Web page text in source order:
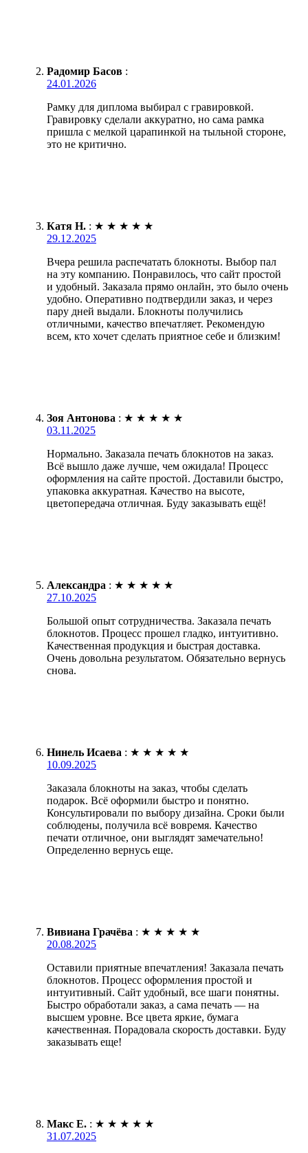
Радомир Басов :
24.01.2026
Рамку для диплома выбирал с гравировкой.
Гравировку сделали аккуратно, но сама рамка
пришла с мелкой царапинкой на тыльной стороне,
это не критично.
Катя Н. : ★ ★ ★ ★ ★
29.12.2025
Вчера решила распечатать блокноты. Выбор пал
на эту компанию. Понравилось, что сайт простой
и удобный. Заказала прямо онлайн, это было очень
удобно. Оперативно подтвердили заказ, и через
пару дней выдали. Блокноты получились
отличными, качество впечатляет. Рекомендую
всем, кто хочет сделать приятное себе и близким!
Зоя Антонова : ★ ★ ★ ★ ★
03.11.2025
Нормально. Заказала печать блокнотов на заказ.
Всё вышло даже лучше, чем ожидала! Процесс
оформления на сайте простой. Доставили быстро,
упаковка аккуратная. Качество на высоте,
цветопередача отличная. Буду заказывать ещё!
Александра : ★ ★ ★ ★ ★
27.10.2025
Большой опыт сотрудничества. Заказала печать
блокнотов. Процесс прошел гладко, интуитивно.
Качественная продукция и быстрая доставка.
Очень довольна результатом. Обязательно вернусь
снова.
Нинель Исаева : ★ ★ ★ ★ ★
10.09.2025
Заказала блокноты на заказ, чтобы сделать
подарок. Всё оформили быстро и понятно.
Консультировали по выбору дизайна. Сроки были
соблюдены, получила всё вовремя. Качество
печати отличное, они выглядят замечательно!
Определенно вернусь еще.
Вивиана Грачёва : ★ ★ ★ ★ ★
20.08.2025
Оставили приятные впечатления! Заказала печать
блокнотов. Процесс оформления простой и
интуитивный. Сайт удобный, все шаги понятны.
Быстро обработали заказ, а сама печать — на
высшем уровне. Все цвета яркие, бумага
качественная. Порадовала скорость доставки. Буду
заказывать еще!
Макс Е. : ★ ★ ★ ★ ★
31.07.2025